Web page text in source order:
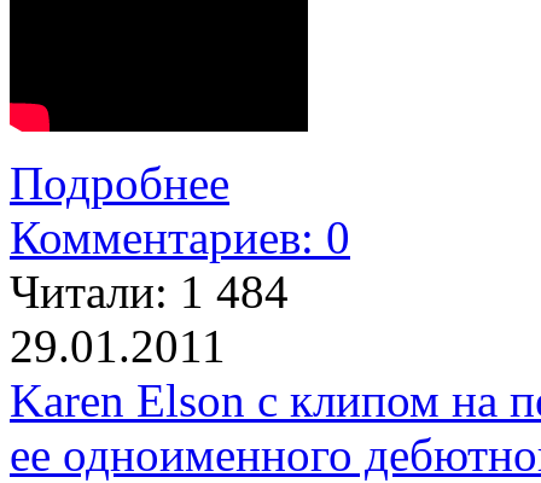
Подробнее
Комментариев: 0
Читали: 1 484
29.01.2011
Karen Elson с клипом на
ее одноименного